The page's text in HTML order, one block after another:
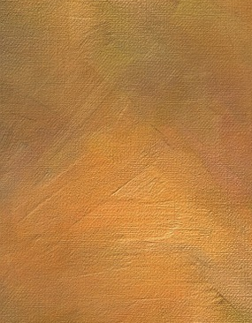
Saturno con anillos de canto y Titán